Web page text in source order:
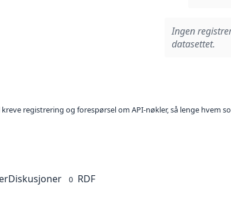
Ingen
datasettet.
registrering og forespørsel om API-nøkler, så lenge hvem
Diskusjoner 0 RDF